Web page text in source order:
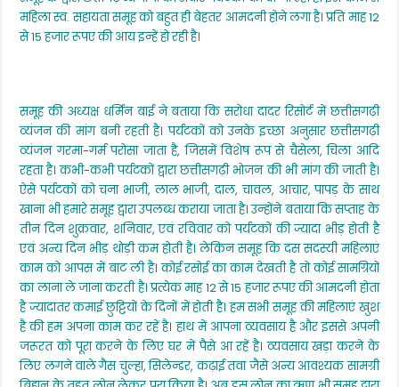
महिला स्व. सहायता समूह को बहुत ही बेहतर आमदनी होने लगा है। प्रति माह 12
से 15 हजार रूपए की आय इन्हें हो रही है।
समूह की अध्यक्ष धर्मिन बाई ने बताया कि सरोधा दादर रिसोर्ट में छत्तीसगढ़ी
व्यंजन की मांग बनी रहती है। पर्यटकों को उनके इच्छा अनुसार छत्तीसगढ़ी
व्यंजन गरमा-गर्म परोसा जाता है, जिसमें विशेष रूप से चैसेला, चिला आदि
रहता है। कभी-कभी पर्यटकों द्वारा छत्तीसगढ़ी भोजन की भी मांग की जाती है।
ऐसे पर्यटकों को चना भाजी, लाल भाजी, दाल, चावल, आचार, पापड़ के साथ
खाना भी हमारे समूह द्वारा उपलब्ध कराया जाता है। उन्होंने बताया कि सप्ताह के
तीन दिन शुक्रवार, शनिवार, एवं रविवार को पर्यटकों की ज्यादा भीड़ होती है
एवं अन्य दिन भीड़ थोड़ी कम होती है। लेकिन समूह कि दस सदस्यी महिलाएं
काम को आपस में बाट ली है। कोई रसोई का काम देखती है तो कोई सामग्रियों
का लाना ले जाना करती है। प्रत्येक माह 12 से 15 हजार रूपए की आमदनी होता
है ज्यादातर कमाई छुट्टियों के दिनों में होती है। हम सभी समूह की महिलाएं खुश
है की हम अपना काम कर रहें है। हाथ में आपना व्यवसाय है और इससे अपनी
जरूरत को पूरा करने के लिए घर में पैसे आ रहें है। व्यवसाय खड़ा करने के
लिए लगने वाले गैस चुल्हा, सिलेन्डर, कढ़ाई तवा जैसे अन्य आवश्यक सामग्री